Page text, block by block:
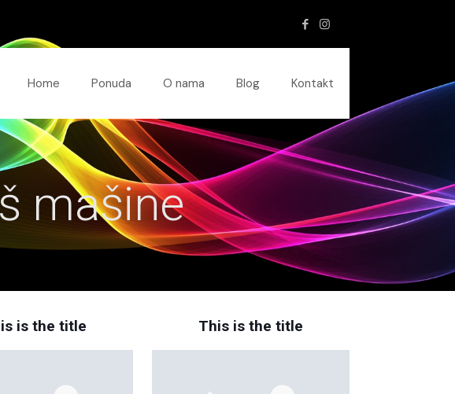
Home Ponuda O nama Blog Kontakt
mašine
is the title This is the title